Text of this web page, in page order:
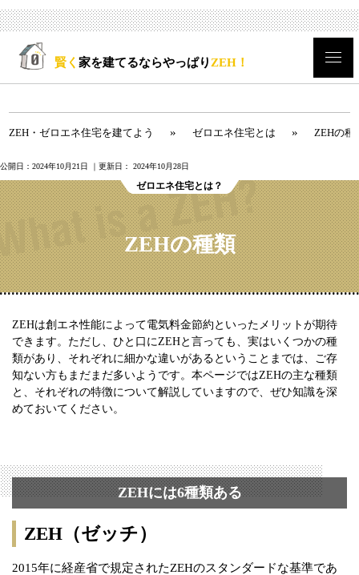
賢く 家を建てるならやっぱり ZEH！
ZEH・ゼロエネ住宅を建てよう » ゼロエネ住宅とは » ZEHの種
公開日： 2024年10月21日 ｜更新日： 2024年10月28日
ゼロエネ住宅とは？
ZEHの種類
ZEHは創エネ性能によって電気料金節約といったメリットが期待
できます。ただし、ひと口にZEHと言っても、実はいくつかの種
類があり、それぞれに細かな違いがあるということまでは、ご存
知ない方もまだまだ多いようです。本ページではZEHの主な種類
と、それぞれの特徴について解説していますので、ぜひ知識を深
めておいてください。
ZEHには6種類ある
ZEH（ゼッチ）
2015年に経産省で規定されたZEHのスタンダードな基準であ